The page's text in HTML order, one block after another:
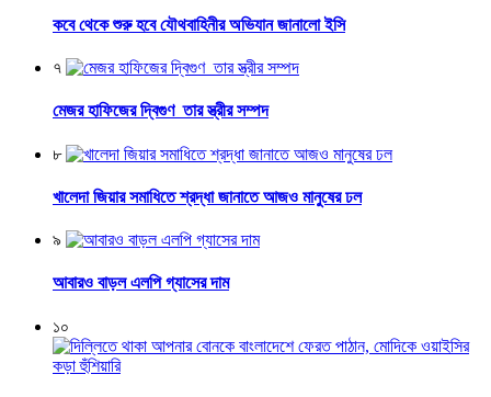
কবে থেকে শুরু হবে যৌথবাহিনীর অভিযান জানালো ইসি
৭
মেজর হাফিজের দ্বিগুণ তার স্ত্রীর সম্পদ
৮
খালেদা জিয়ার সমাধিতে শ্রদ্ধা জানাতে আজও মানুষের ঢল
৯
আবারও বাড়ল এলপি গ্যাসের দাম
১০